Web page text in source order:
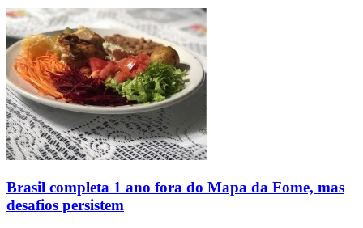
Brasil completa 1 ano fora do Mapa da Fome, mas
desafios persistem